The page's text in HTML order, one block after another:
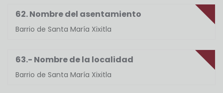
62. Nombre del asentamiento
Barrio de Santa María Xixitla
63.- Nombre de la localidad
Barrio de Santa María Xixitla